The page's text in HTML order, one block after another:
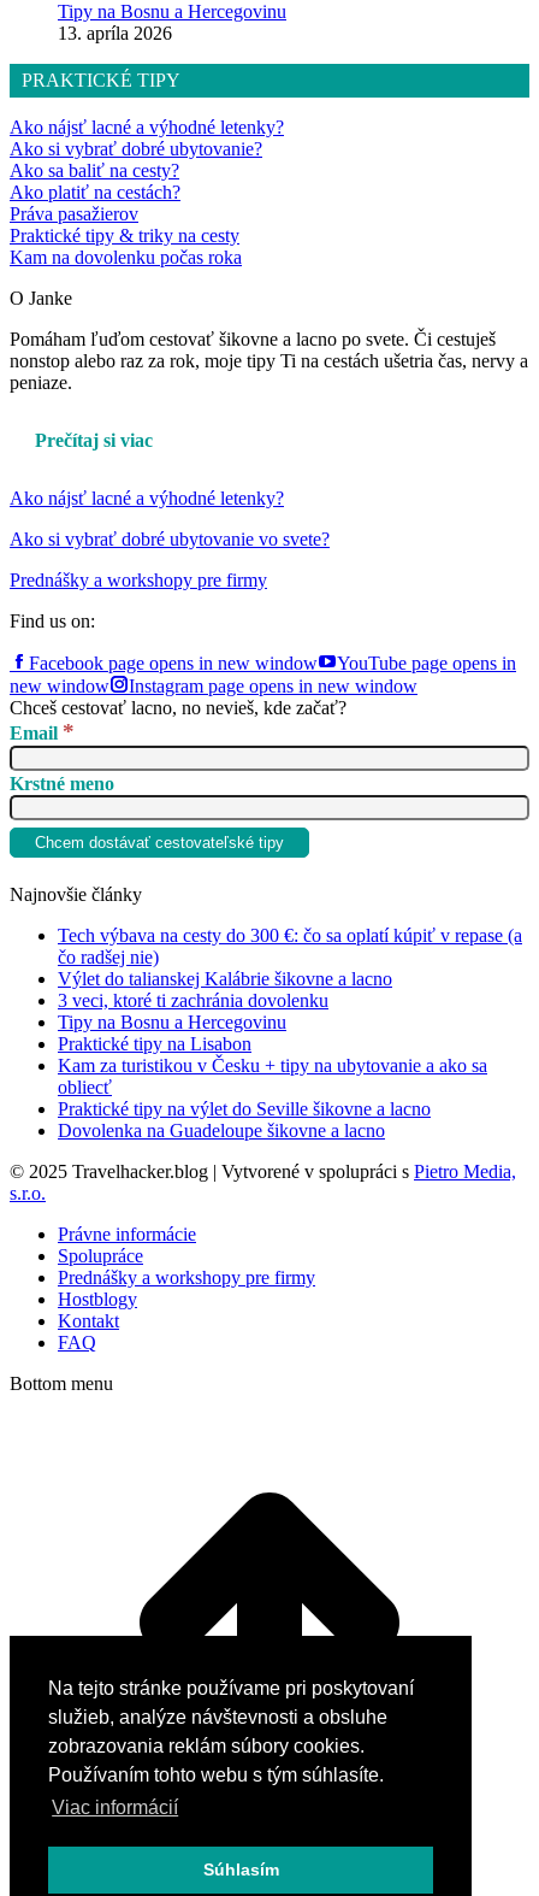
Na tejto stránke používame pri poskytovaní
služieb, analýze návštevnosti a obsluhe
zobrazovania reklám súbory cookies.
Používaním tohto webu s tým súhlasíte.
Viac informácií
Súhlasím
Tipy na Bosnu a Hercegovinu
13. apríla 2026
PRAKTICKÉ TIPY
Ako nájsť lacné a výhodné letenky?
Ako si vybrať dobré ubytovanie?
Ako sa baliť na cesty?
Ako platiť na cestách?
Práva pasažierov
Praktické tipy & triky na cesty
Kam na dovolenku počas roka
O Janke
Pomáham ľuďom cestovať šikovne a lacno po svete. Či cestuješ
nonstop alebo raz za rok, moje tipy Ti na cestách ušetria čas, nervy a
peniaze.
Prečítaj si viac
Ako nájsť lacné a výhodné letenky?
Ako si vybrať dobré ubytovanie vo svete?
Prednášky a workshopy pre firmy
Find us on:
Facebook page opens in new window
YouTube page opens in
new window
Instagram page opens in new window
Chceš cestovať lacno, no nevieš, kde začať?
Email *
Krstné meno
Najnovšie články
Tech výbava na cesty do 300 €: čo sa oplatí kúpiť v repase (a
čo radšej nie)
Výlet do talianskej Kalábrie šikovne a lacno
3 veci, ktoré ti zachránia dovolenku
Tipy na Bosnu a Hercegovinu
Praktické tipy na Lisabon
Kam za turistikou v Česku + tipy na ubytovanie a ako sa
obliecť
Praktické tipy na výlet do Seville šikovne a lacno
Dovolenka na Guadeloupe šikovne a lacno
© 2025 Travelhacker.blog | Vytvorené v spolupráci s Pietro Media,
s.r.o.
Právne informácie
Spolupráce
Prednášky a workshopy pre firmy
Hostblogy
Kontakt
FAQ
Bottom menu